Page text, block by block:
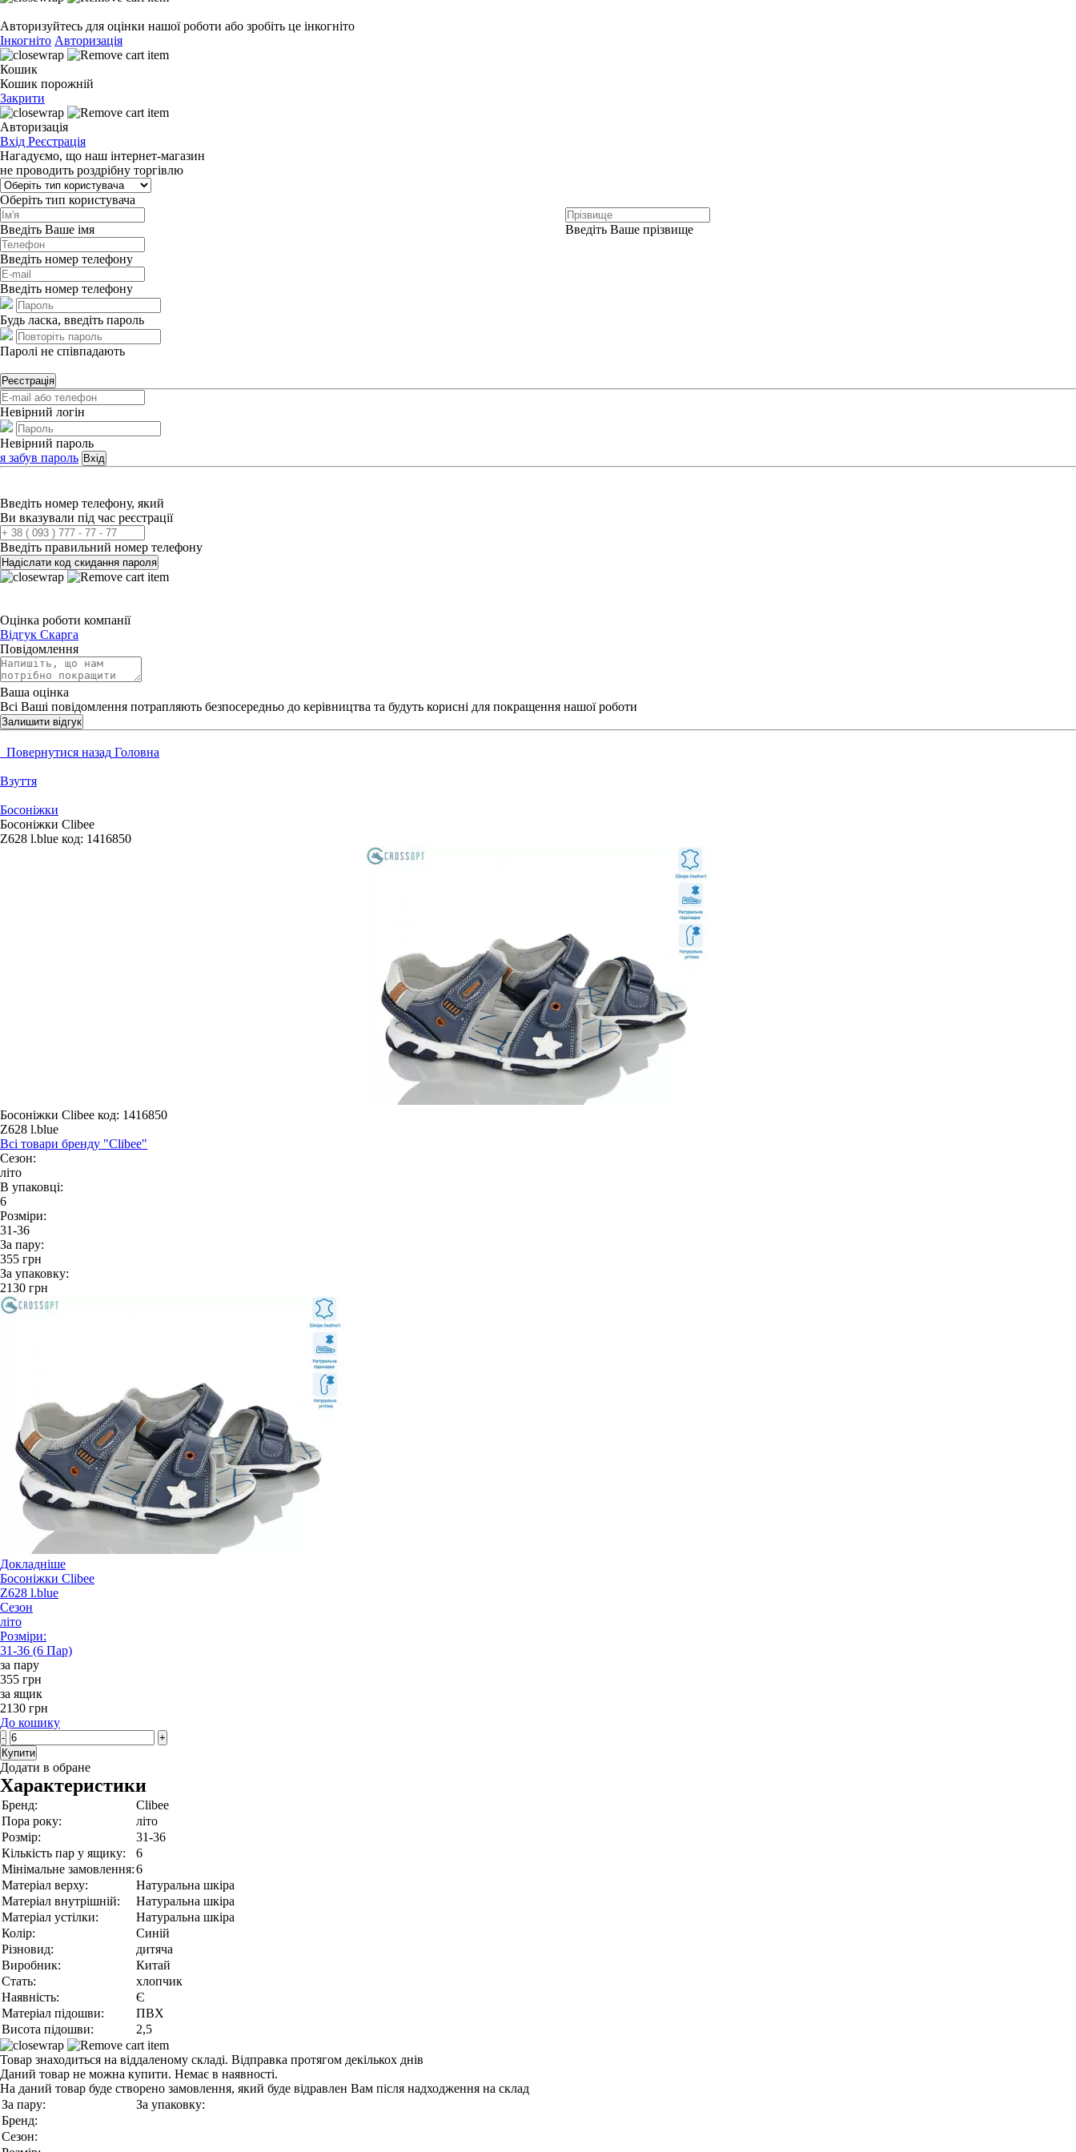
Авторизуйтесь для оцінки нашої роботи або зробіть це інкогніто
Інкогніто Авторизація
Кошик
Кошик порожній
Закрити
Авторизація
Вхід Реєстрація
Нагадуємо, що наш інтернет-магазин
не проводить роздрібну торгівлю
Оберіть тип користувача
Введіть Ваше імя Введіть Ваше прізвище
Введіть номер телефону
Введіть номер телефону
Будь ласка, введіть пароль
Паролі не співпадають
Реєстрація
Невірний логін
Невірний пароль
я забув пароль Вхід
Введіть номер телефону, який
Ви вказували під час реєстрації
Введіть правильний номер телефону
Надіслати код скидання пароля
Оцінка роботи компанії
Відгук Скарга
Повідомлення
Ваша оцінка
Всі Ваші повідомлення потрапляють безпосередньо до керівництва та будуть корисні для покращення нашої роботи
Залишити відгук
Повернутися назад Головна
Взуття
Босоніжки
Босоніжки Clibee
Z628 l.blue код: 1416850
Босоніжки Clibee код: 1416850
Z628 l.blue
Всі товари бренду "Clibee"
Сезон:
літо
В упаковці:
6
Розміри:
31-36
За пару:
355 грн
За упаковку:
2130 грн
Докладніше
Босоніжки Clibee
Z628 l.blue
Сезон
літо
Розміри:
31-36 (6 Пар)
за пару
355 грн
за ящик
2130 грн
До кошику
-
+
Купити
Додати в обране
Характеристики
Бренд:
Clibee
Пора року:
літо
Розмір:
31-36
Кількість пар у ящику:
6
Мінімальне замовлення:6
Матеріал верху:
Натуральна шкіра
Матеріал внутрішній:
Натуральна шкіра
Матеріал устілки:
Натуральна шкіра
Колір:
Синій
Різновид:
дитяча
Виробник:
Китай
Стать:
хлопчик
Наявність:
Є
Матеріал підошви:
ПВХ
Висота підошви:
2,5
Товар знаходиться на віддаленому складі. Відправка протягом декількох днів
Даний товар не можна купити. Немає в наявності.
На даний товар буде створено замовлення, який буде відравлен Вам після надходження на склад
За пару:
За упаковку:
Бренд:
Сезон: